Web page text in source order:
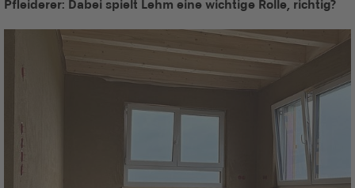
Pfleiderer: Dabei spielt Lehm eine wichtige Rolle, richtig?